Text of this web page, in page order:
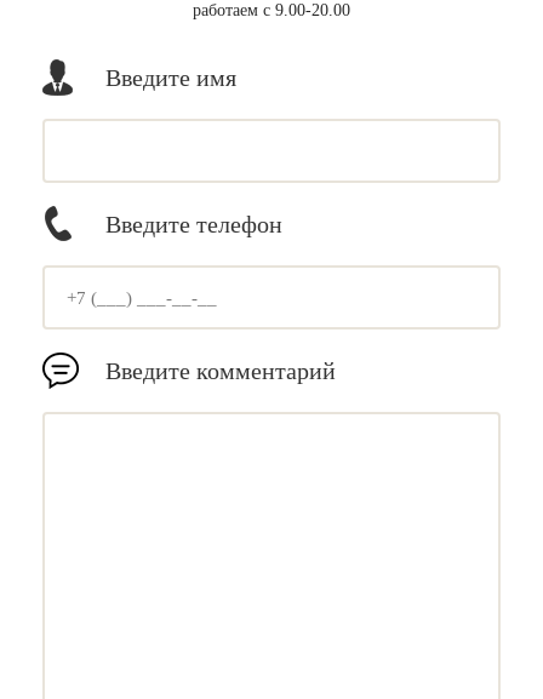
работаем с 9.00-20.00
Введите имя
Введите телефон
Введите комментарий